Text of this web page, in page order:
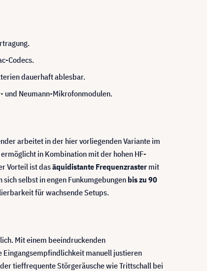
Codecs.
dauerhaft ablesbar.
und Neumann-Mikrofonmodulen.
arbeitet in der hier vorliegenden Variante im
in Kombination mit der hohen HF-
Vorteil ist dasäquidistante Frequenzraster mit
selbst in engen Funkumgebungen bis zu 90
für wachsende Setups.
Mit einem beeindruckenden
Eingangsempfindlichkeit manuell justieren
tieffrequente Störgeräusche wie Trittschall bei